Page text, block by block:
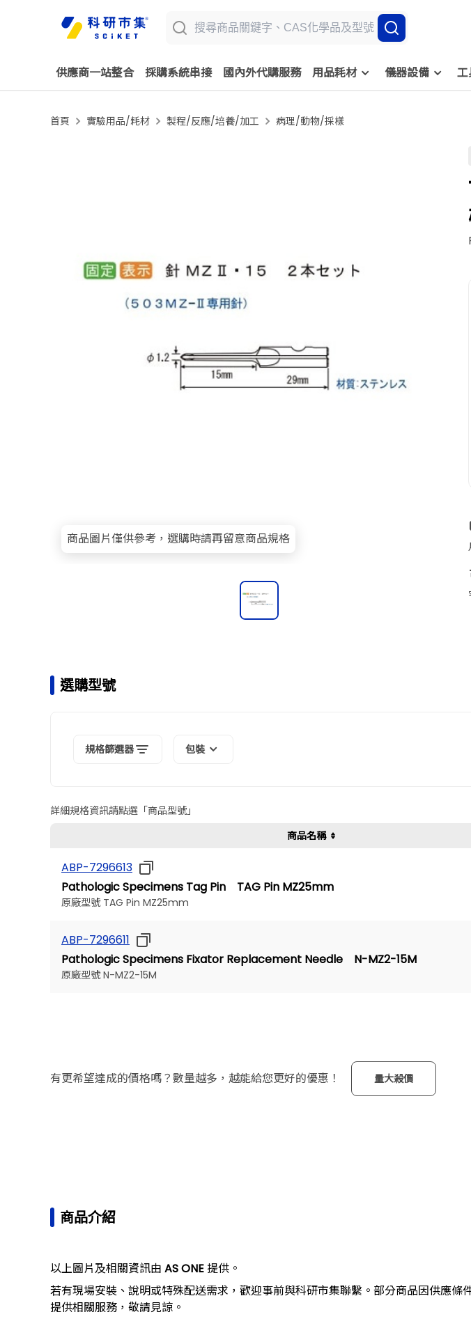
供應商一站整合 採購系統串接 國內外代購服務 用品耗材 儀器設備 工
首頁 實驗用品/耗材 製程/反應/培養/加工 病理/動物/採樣
商品圖片僅供參考，選購時請再留意商品規格
選購型號
規格篩選器 包裝
詳細規格資訊請點選「商品型號」
商品名稱
ABP-7296613
Pathologic Specimens Tag Pin TAG Pin MZ25mm
原廠型號 TAG Pin MZ25mm
ABP-7296611
Pathologic Specimens Fixator Replacement Needle N-MZ2-15M
原廠型號 N-MZ2-15M
有更希望達成的價格嗎？數量越多，越能給您更好的優惠！ 量大殺價
商品介紹
以上圖片及相關資訊由 AS ONE提供。
若有現場安裝、說明或特殊配送需求，歡迎事前與科研市集聯繫。部分商品因供應條
提供相關服務，敬請見諒。